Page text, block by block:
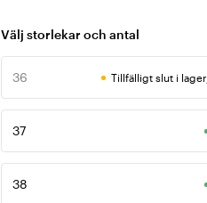
Välj storlekar och antal
36 Tillfälligt slut i lager,
37
38